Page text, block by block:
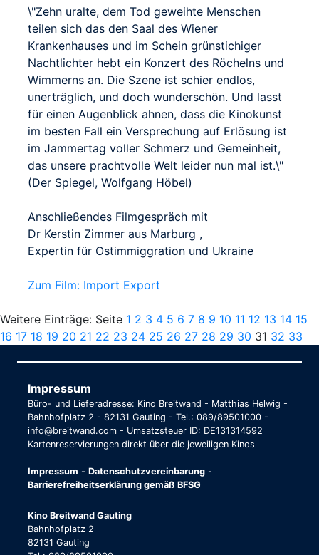
\"Zehn uralte, dem Tod geweihte Menschen
teilen sich das den Saal des Wiener
Krankenhauses und im Schein grünstichiger
Nachtlichter hebt ein Konzert des Röchelns und
Wimmerns an. Die Szene ist schier endlos,
unerträglich, und doch wunderschön. Und lasst
für einen Augenblick ahnen, dass die Kinokunst
im besten Fall ein Versprechung auf Erlösung ist
im Jammertag voller Schmerz und Gemeinheit,
das unsere prachtvolle Welt leider nun mal ist.\"
(Der Spiegel, Wolfgang Höbel)
Anschließendes Filmgespräch mit
Dr Kerstin Zimmer aus Marburg ,
Expertin für Ostimmiggration und Ukraine
Zum Film: Import Export
Weitere Einträge: Seite 1 2 3 4 5 6 7 8 9 10 11 12 13 14 15
16 17 18 19 20 21 22 23 24 25 26 27 28 29 30 31 32 33
Impressum
Büro- und Lieferadresse: Kino Breitwand - Matthias Helwig -
Bahnhofplatz 2 - 82131 Gauting - Tel.: 089/89501000 -
info@breitwand.com - Umsatzsteuer ID: DE131314592
Kartenreservierungen direkt über die jeweiligen Kinos
Impressum - Datenschutzvereinbarung -
Barrierefreiheitserklärung gemäß BFSG
Kino Breitwand Gauting
Bahnhofplatz 2
82131 Gauting